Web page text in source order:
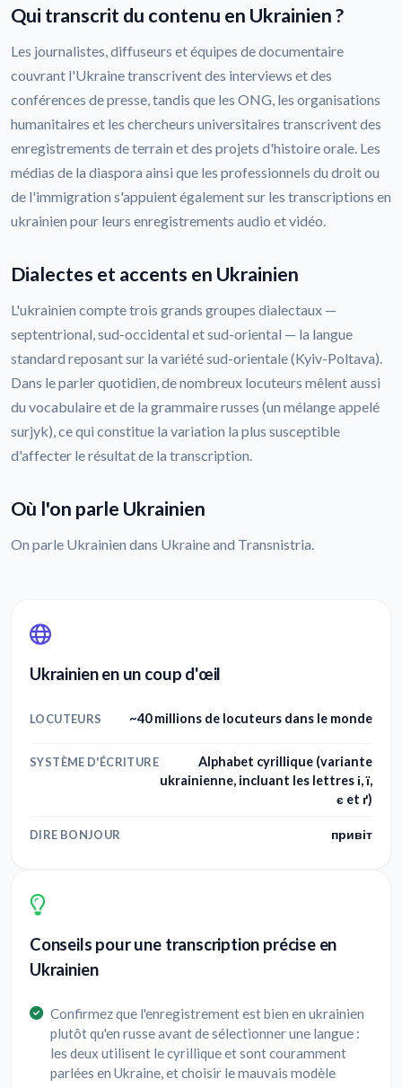
Qui transcrit du contenu en Ukrainien ?
Les journalistes, diffuseurs et équipes de documentaire
couvrant l'Ukraine transcrivent des interviews et des
conférences de presse, tandis que les ONG, les organisations
humanitaires et les chercheurs universitaires transcrivent des
enregistrements de terrain et des projets d'histoire orale. Les
médias de la diaspora ainsi que les professionnels du droit ou
de l'immigration s'appuient également sur les transcriptions en
ukrainien pour leurs enregistrements audio et vidéo.
Dialectes et accents en Ukrainien
L'ukrainien compte trois grands groupes dialectaux —
septentrional, sud-occidental et sud-oriental — la langue
standard reposant sur la variété sud-orientale (Kyiv-Poltava).
Dans le parler quotidien, de nombreux locuteurs mêlent aussi
du vocabulaire et de la grammaire russes (un mélange appelé
surjyk), ce qui constitue la variation la plus susceptible
d'affecter le résultat de la transcription.
Où l'on parle Ukrainien
On parle Ukrainien dans Ukraine and Transnistria.
Ukrainien en un coup d'œil
LOCUTEURS ~40 millions de locuteurs dans le monde
SYSTÈME D'ÉCRITURE
Alphabet cyrillique (variante
ukrainienne, incluant les lettres і, ї,
є et ґ)
DIRE BONJOUR привіт
Conseils pour une transcription précise en
Ukrainien
Confirmez que l'enregistrement est bien en ukrainien
plutôt qu'en russe avant de sélectionner une langue :
les deux utilisent le cyrillique et sont couramment
parlées en Ukraine, et choisir le mauvais modèle